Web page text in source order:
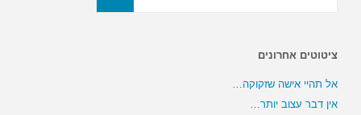
ציטוטים אחרונים
אל תהיי אישה שזקוקה…
אין דבר עצוב יותר…